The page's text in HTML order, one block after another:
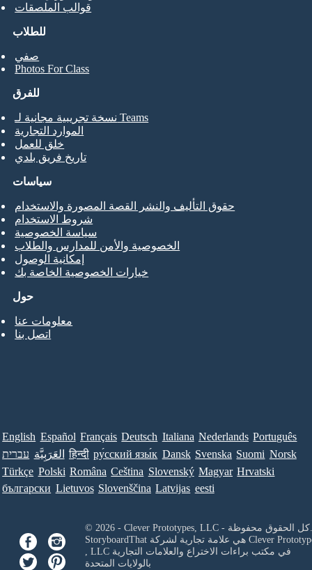
للطلاب
صفي
Photos For Class
قوالب الملصقات
للفرق
نسخة تجريبية مجانية لـ Teams
الموارد التجارية
خلق للعمل
تاريخ فريق بلدي
حول
معلومات عنا
اتصل بنا
سياسات
حقوق التأليف والنشر القصة المصورة والاستخدام
شروط الاستخدام
سياسة الخصوصية
الخصوصية والأمن للمدارس والطلاب
إمكانية الوصول
خيارات الخصوصية الخاصة بك
English Español Français Deutsch Italiana Nederlands Português
עברית العَرَبِيَّة हिन्दी ру́сский язы́к Dansk Svenska Suomi Norsk
Türkçe Polski Româna Ceština Slovenský Magyar Hrvatski
български Lietuvos Slovenščina Latvijas eesti
© 2026 - Clever Prototypes, LLC - كل الحقوق محفوظة.
StoryboardThat هي علامة تجارية لشركة Clever
, LLCفي مكتب براءات الاختراع والعلامات التجارية
بالولايات المتحدة